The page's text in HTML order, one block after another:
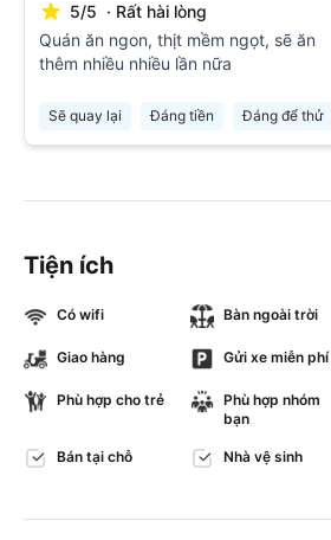
5/5 · Rất hài lòng
Quán ăn ngon, thịt mềm ngọt, sẽ ăn
thêm nhiều nhiều lần nữa
Sẽ quay lại Đáng tiền Đáng để thử
Tiện ích
Có wifi Bàn ngoài trời
Giao hàng Gửi xe miễn phí
Phù hợp cho trẻ
Phù hợp nhóm
bạn
Bán tại chỗ Nhà vệ sinh